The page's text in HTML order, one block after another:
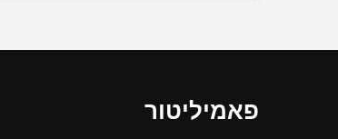
פאמיליטור